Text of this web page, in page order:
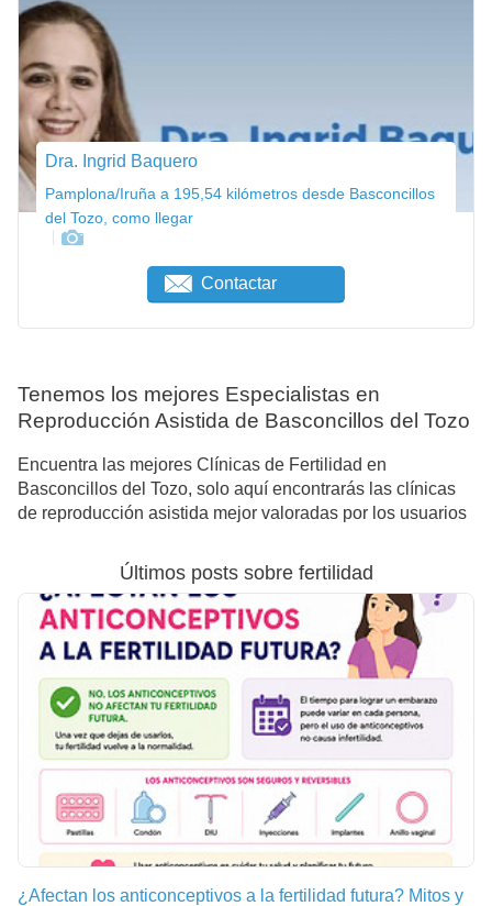
Dra. Ingrid Baquero
Pamplona/Iruña a 195,54 kilómetros desde Basconcillos
del Tozo, como llegar
Contactar
Tenemos los mejores Especialistas en
Reproducción Asistida de Basconcillos del Tozo
Encuentra las mejores Clínicas de Fertilidad en
Basconcillos del Tozo, solo aquí encontrarás las clínicas
de reproducción asistida mejor valoradas por los usuarios
Últimos posts sobre fertilidad
¿Afectan los anticonceptivos a la fertilidad futura? Mitos y